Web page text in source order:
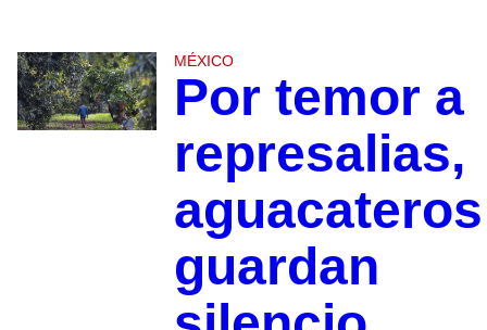
MÉXICO
Por temor a
represalias,
aguacateros
guardan